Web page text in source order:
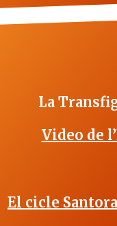
La
Video de
El cicle